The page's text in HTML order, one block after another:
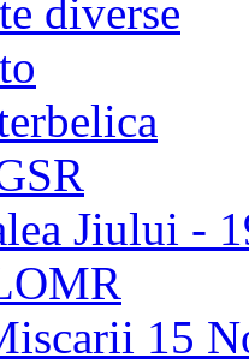
diverse
Jiului -
15